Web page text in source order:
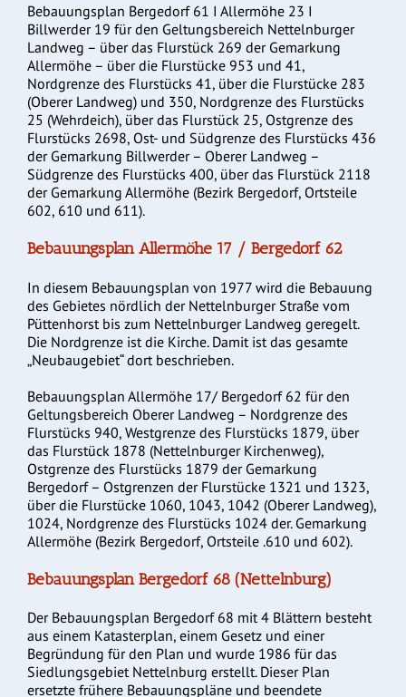
Bebauungsplan Bergedorf 61 I Allermöhe 23 I
Billwerder 19 für den Geltungsbereich Nettelnburger
Landweg – über das Flurstück 269 der Gemarkung
Allermöhe – über die Flurstücke 953 und 41,
Nordgrenze des Flurstücks 41, über die Flurstücke 283
(Oberer Landweg) und 350, Nordgrenze des Flurstücks
25 (Wehrdeich), über das Flurstück 25, Ostgrenze des
Flurstücks 2698, Ost- und Südgrenze des Flurstücks 436
der Gemarkung Billwerder – Oberer Landweg –
Südgrenze des Flurstücks 400, über das Flurstück 2118
der Gemarkung Allermöhe (Bezirk Bergedorf, Ortsteile
602, 610 und 611).
Bebauungsplan Allermöhe 17 / Bergedorf 62
In diesem Bebauungsplan von 1977 wird die Bebauung
des Gebietes nördlich der Nettelnburger Straße vom
Püttenhorst bis zum Nettelnburger Landweg geregelt.
Die Nordgrenze ist die Kirche. Damit ist das gesamte
„Neubaugebiet“ dort beschrieben.
Bebauungsplan Allermöhe 17/ Bergedorf 62 für den
Geltungsbereich Oberer Landweg – Nordgrenze des
Flurstücks 940, Westgrenze des Flurstücks 1879, über
das Flurstück 1878 (Nettelnburger Kirchenweg),
Ostgrenze des Flurstücks 1879 der Gemarkung
Bergedorf – Ostgrenzen der Flurstücke 1321 und 1323,
über die Flurstücke 1060, 1043, 1042 (Oberer Landweg),
1024, Nordgrenze des Flurstücks 1024 der. Gemarkung
Allermöhe (Bezirk Bergedorf, Ortsteile .610 und 602).
Bebauungsplan Bergedorf 68 (Nettelnburg)
Der Bebauungsplan Bergedorf 68 mit 4 Blättern besteht
aus einem Katasterplan, einem Gesetz und einer
Begründung für den Plan und wurde 1986 für das
Siedlungsgebiet Nettelnburg erstellt. Dieser Plan
ersetzte frühere Bebauungspläne und beendete